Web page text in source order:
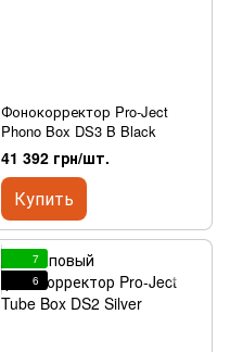
Фонокорректор Pro-Ject
Phono Box DS3 B Black
41 392 грн/шт.
Купить
7
6